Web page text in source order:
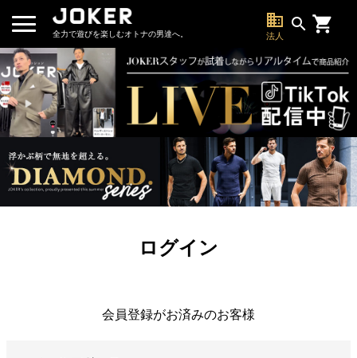
全力で遊びを楽しむオトナの男達へ。
business
法人
search
ログイン
会員登録がお済みのお客様